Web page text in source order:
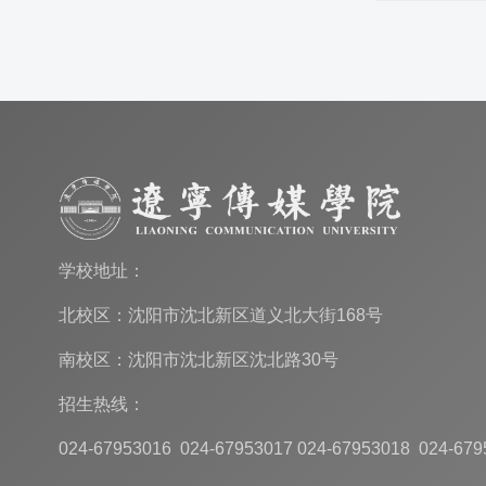
学校地址：
北校区：沈阳市沈北新区道义北大街168号
南校区：沈阳市沈北新区沈北路30号
招生热线：
024-67953016 024-67953017 024-67953018 024-